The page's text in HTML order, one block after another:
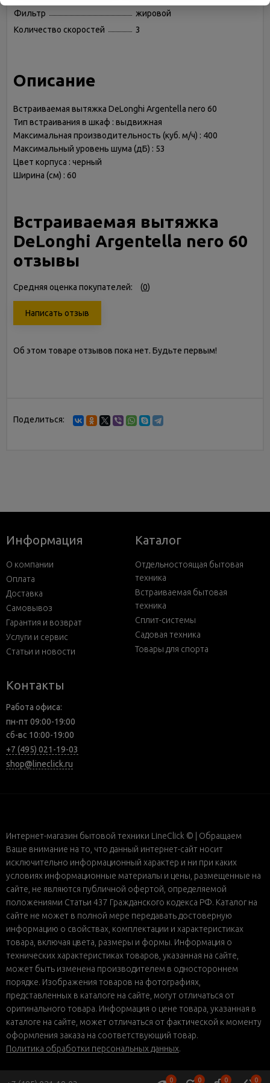
Фильтр
жировой
Количество скоростей
3
Описание
Встраиваемая вытяжка DeLonghi Argentella nero 60
Тип встраивания в шкаф : выдвижная
Максимальная производительность (куб. м/ч) : 400
Максимальный уровень шума (дБ) : 53
Цвет корпуса : черный
Ширина (см) : 60
Встраиваемая вытяжка
DeLonghi Argentella nero 60
отзывы
Средняя оценка покупателей: (0)
Написать отзыв
Об этом товаре отзывов пока нет. Будьте первым!
Поделиться:
Информация
О компании
Оплата
Доставка
Самовывоз
Гарантия и возврат
Услуги и сервис
Статьи и новости
Каталог
Отдельностоящая бытовая
техника
Встраиваемая бытовая
техника
Сплит-системы
Садовая техника
Товары для спорта
Контакты
Работа офиса:
пн-пт 09:00-19:00
сб-вс 10:00-19:00
+7 (495) 021-19-03
shop@lineclick.ru
Интернет-магазин бытовой техники LineClick © | Обращаем
Ваше внимание на то, что данный интернет-сайт носит
исключительно информационный характер и ни при каких
условиях информационные материалы и цены, размещенные на
сайте, не являются публичной офертой, определяемой
положениями Статьи 437 Гражданского кодекса РФ. Каталог на
сайте не может в полной мере передавать достоверную
информацию о свойствах, комплектации и характеристиках
товара, включая цвета, размеры и формы. Информация о
технических характеристиках товаров, указанная на сайте,
может быть изменена производителем в одностороннем
порядке. Изображения товаров на фотографиях,
представленных в каталоге на сайте, могут отличаться от
оригинального товара. Информация о цене товара, указанная в
каталоге на сайте, может отличаться от фактической к моменту
оформления заказа на соответствующий товар.
Политика обработки персональных данных.
0 0 0 0